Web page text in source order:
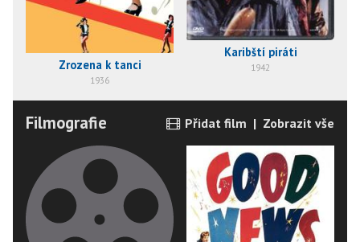
Zrozena k tanci
1936
Karibští piráti
1942
Filmografie Přidat film | Zobrazit vše